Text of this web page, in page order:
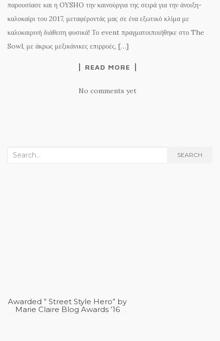
παρουσίασε και η OYSHO την καινούργια της σειρά για την άνοιξη-
καλοκαίρι του 2017, μεταφέροντάς μας σε ένα εξωτικό κλίμα με
καλοκαιρινή διάθεση φυσικά! Το event πραγματοιποιήθηκε στο The
Sowl, με άκρως μεξικάνικες επιρροές, […]
READ MORE
No comments yet
Search
SEARCH
Awarded ” Street Style Hero” by
Marie Claire Blog Awards ’16